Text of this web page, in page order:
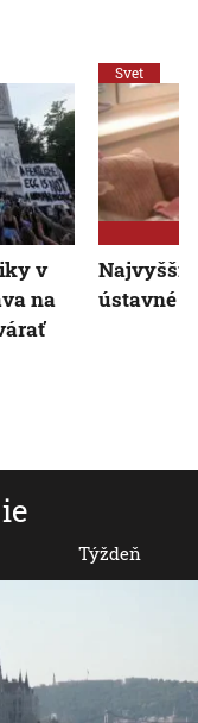
Týždeň
v
na
Svet
Najvyšší
ústavné